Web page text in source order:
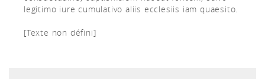
legitimo iure cumulativo aliis ecclesiis iam quaesito.
[Texte non défini]